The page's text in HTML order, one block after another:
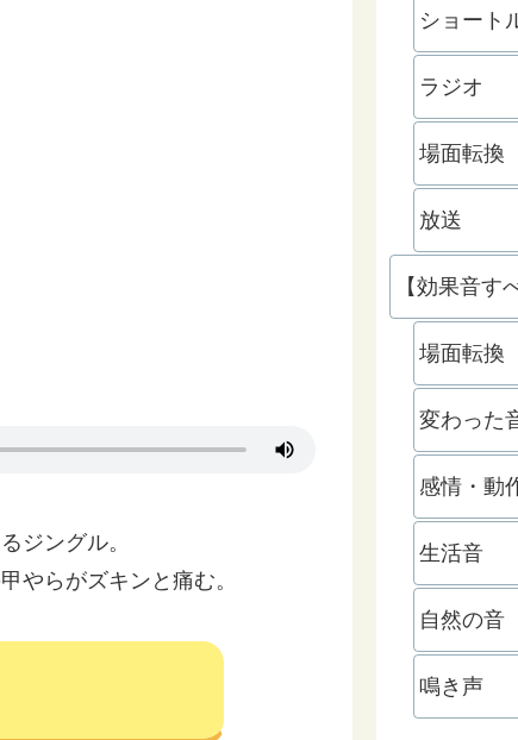
ジングル。
やらがズキンと痛む。
ショート
ラジオ
場面転換
放送
【効果音す
場面転換
変わった
感情・動
生活音
自然の音
鳴き声